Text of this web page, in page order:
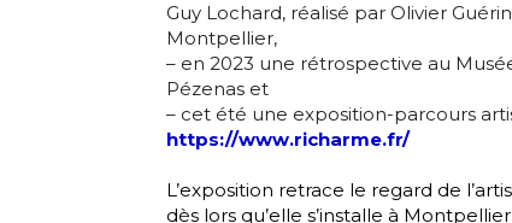
* Champ
Guy Lochard, réalisé par Olivier
Montpellier,
– en 2023 une rétrospective au
Pézenas et
– cet été une exposition-parcours
https://www.richarme.fr/
L’exposition retrace le regard de
dès lors qu’elle s’installe à